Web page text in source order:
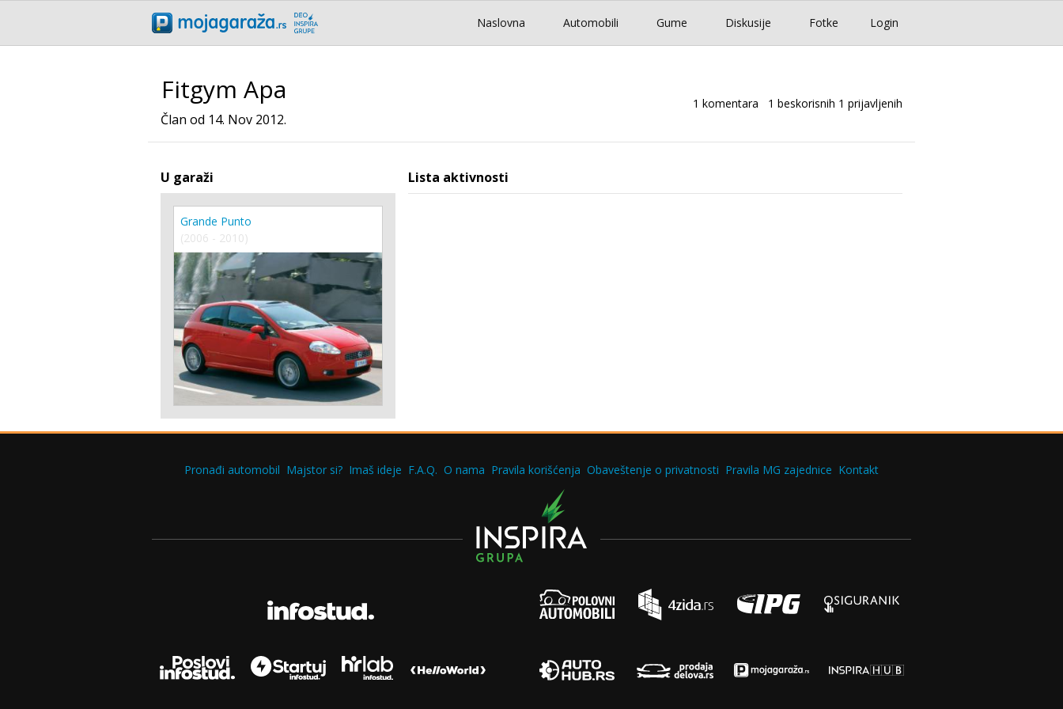
Login
Naslovna Automobili Gume Diskusije Fotke
Fitgym Apa
Član od 14. Nov 2012.
1 komentara 1 beskorisnih 1 prijavljenih
U garaži
Grande Punto
(2006 - 2010)
Lista aktivnosti
Pronađi automobil Majstor si? Imaš ideje F.A.Q. O nama Pravila korišćenja Obaveštenje o privatnosti Pravila MG zajednice Kontakt